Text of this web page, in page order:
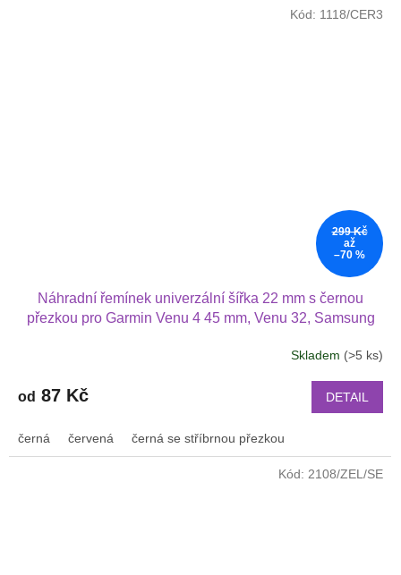
299 Kč
až
–70 %
Náhradní řemínek univerzální šířka 22 mm s černou
přezkou pro Garmin Venu 4 45 mm, Venu 32, Samsung
Skladem (>5 ks)
od 87 Kč DETAIL
černá červená černá se stříbrnou přezkou
Kód: 1118/CER3
Kód: 2108/ZEL/SE